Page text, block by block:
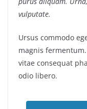
vulputate.
Ursus commodo
magnis
vitae consequat
odio libero.